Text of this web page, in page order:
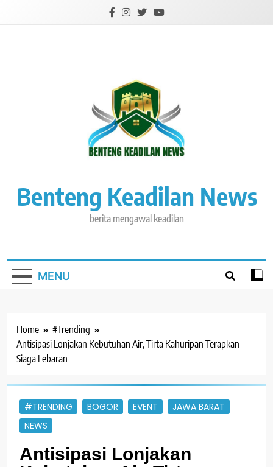
Benteng Keadilan News
berita mengawal keadilan
MENU
Home
#Trending
Antisipasi Lonjakan Kebutuhan Air, Tirta Kahuripan Terapkan
Siaga Lebaran
#TRENDING BOGOR EVENT
JAWA BARAT
NEWS
Antisipasi Lonjakan